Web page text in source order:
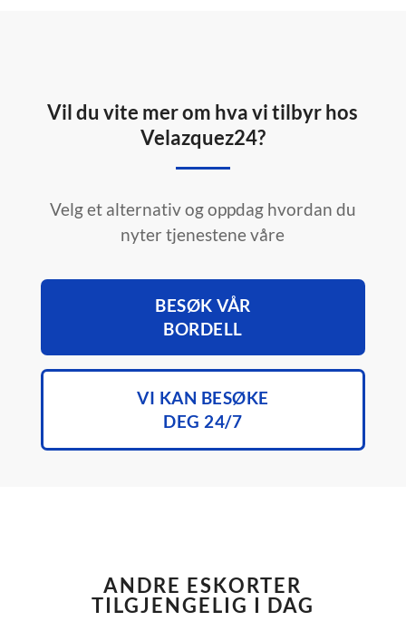
Vil du vite mer om hva vi tilbyr hos
Velazquez24?
Velg et alternativ og oppdag hvordan du
nyter tjenestene våre
BESØK VÅR
BORDELL
VI KAN BESØKE
DEG 24/7
ANDRE ESKORTER
TILGJENGELIG I DAG